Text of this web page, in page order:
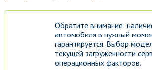
Обратите внимание:
автомобиля в нужный
гарантируется. Выбор
текущей загруженности
операционных факторов.